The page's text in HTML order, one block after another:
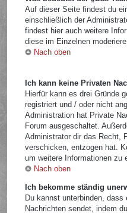
Auf dieser Seite findest du
einschließlich der
findest hier auch weitere
diese im Einzelnen
Nach oben
Ich kann keine Privaten
Hierfür kann es drei Gründe
registriert und / oder nicht
Administration hat Private
Forum ausgeschaltet.
Administrator dir das Recht,
verschicken, entzogen hat.
um weitere Informationen zu
Nach oben
Ich bekomme ständig
Du kannst unterbinden,
Nachrichten sendet, indem